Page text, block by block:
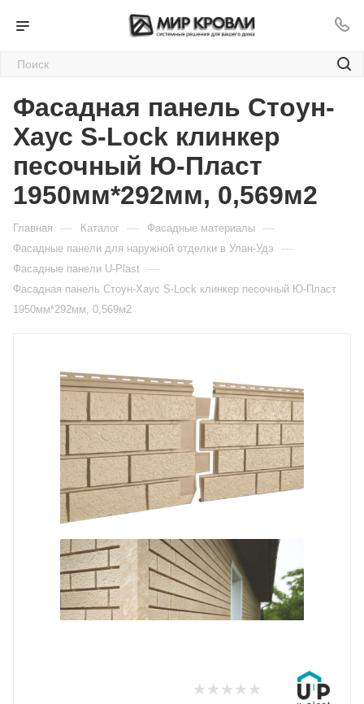
Фасадная панель Стоун-
Хаус S-Lock клинкер
песочный Ю-Пласт
1950мм*292мм, 0,569м2
Главная — Каталог — Фасадные материалы —
Фасадные панели для наружной отделки в Улан-Удэ —
Фасадные панели U-Plast —
Фасадная панель Стоун-Хаус S-Lock клинкер песочный Ю-Пласт
1950мм*292мм, 0,569м2